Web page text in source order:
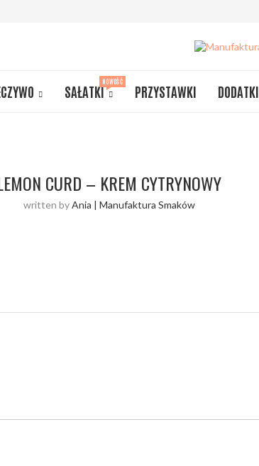
SAŁATKI
NOWOŚĆ
PRZYSTAWKI DODATKI
CURD – KREM CYTRYNOWY
written byAnia | Manufaktura Smaków